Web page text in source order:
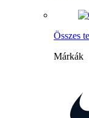
Összes
Márkák